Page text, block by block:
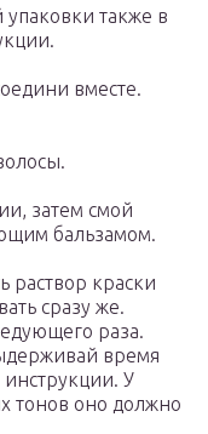
также в
вместе.
затем смой
бальзамом.
раствор краски
сразу же.
раза.
время
У
тонов оно должно